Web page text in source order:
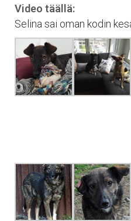
Video täällä:
Selina sai oman kodin